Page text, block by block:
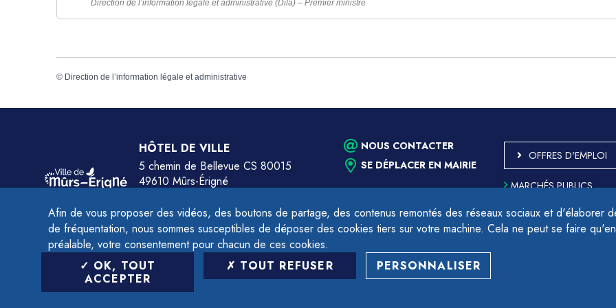
Afin de vous proposer des vidéos, des boutons de partage, des contenus remontés des réseaux sociaux et d'élaborer
de fréquentation, nous sommes susceptibles de déposer des cookies tiers sur votre machine. Cela ne peut se faire
préalable, votre consentement pour chacun de ces cookies.
OK, TOUT
ACCEPTER
TOUT REFUSER PERSONNALISER
Direction de l’information légale et administrative (Dila) – Premier ministre
© Direction de l’information légale et administrative
HÔTEL DE VILLE
5 chemin de Bellevue CS 80015
49610 Mûrs-Érigné
Du lundi au jeudi de 9h à 12h et de 14h à 17h.
Le vendredi de 9h à 12h et de 14h à 16h.
NOUS CONTACTER
SE DÉPLACER EN MAIRIE
OFFRES D'EMPLOI
MARCHÉS PUBLICS
CONFORME
PLAN DU SITE